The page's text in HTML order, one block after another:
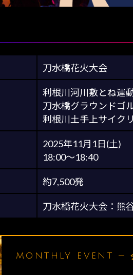
刀水橋花火大会
利根川河川敷とね運
刀水橋グラウンドゴ
利根川土手上サイク
2025年11月1日(土)
18:00～18:40
約7,500発
刀水橋花火大会：熊
MONTHLY EVENT —